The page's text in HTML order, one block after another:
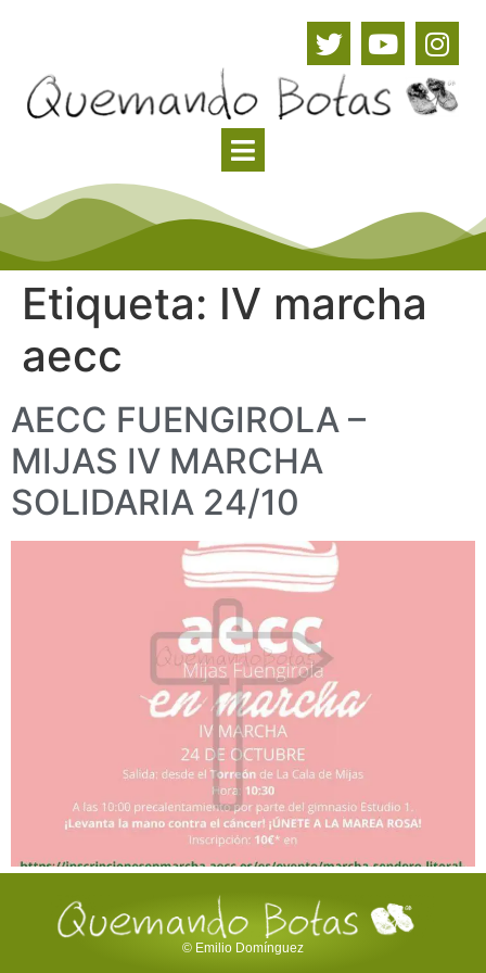
Etiqueta: IV marcha
aecc
AECC FUENGIROLA –
MIJAS IV MARCHA
SOLIDARIA 24/10
© Emilio Domínguez